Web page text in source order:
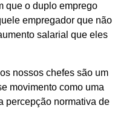
que o duplo emprego
empregador que não
salarial que eles
nossos chefes são um
movimento como uma
percepção normativa de